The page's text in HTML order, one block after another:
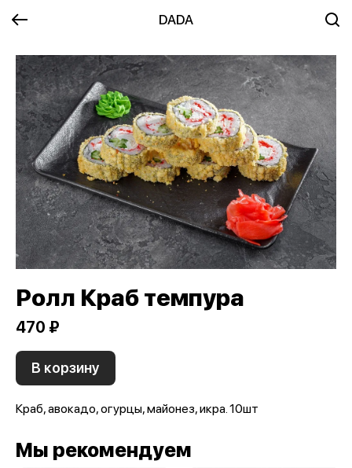
DADA
Ролл Краб темпура
470 ₽
В корзину
Краб, авокадо, огурцы, майонез, икра. 10шт
Мы рекомендуем